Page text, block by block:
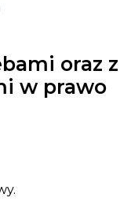
oraz z
w prawo